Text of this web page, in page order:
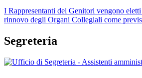
I Rappresentanti dei Genitori vengono
rinnovo degli Organi Collegiali come
Segreteria